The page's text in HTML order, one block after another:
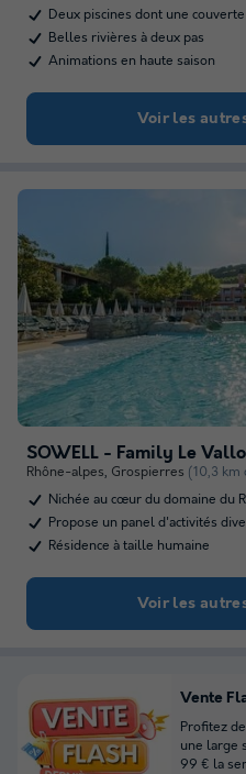
Deux piscines dont une couverte
Belles rivières à deux pas
Animations en haute saison
Voir les
SOWELL - Family Le
Rhône-alpes, Grospierres (10,3 km
Nichée au cœur du domaine du
Propose un panel d'activités
Résidence à taille humaine
Voir les
Vente
Profitez
une large
99 € la